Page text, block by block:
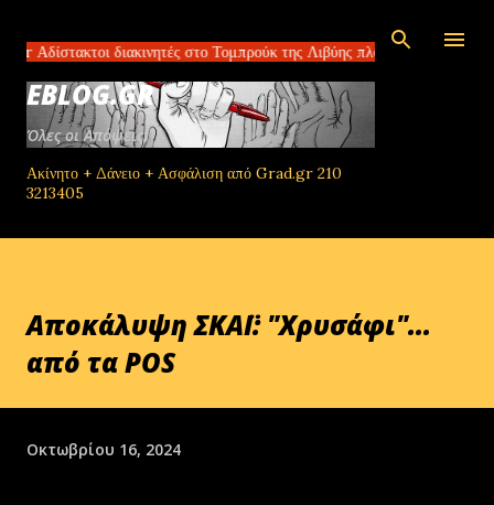
στο Τομπρούκ της Λιβύης πλουτίζουν πουλώντας
EBLOG.GR
Όλες οι Απόψεις!
Ακίνητο + Δάνειο + Ασφάλιση από Grad.gr 210
3213405
Αποκάλυψη ΣΚΑΪ: "Χρυσάφι"...
από τα POS
Οκτωβρίου 16, 2024